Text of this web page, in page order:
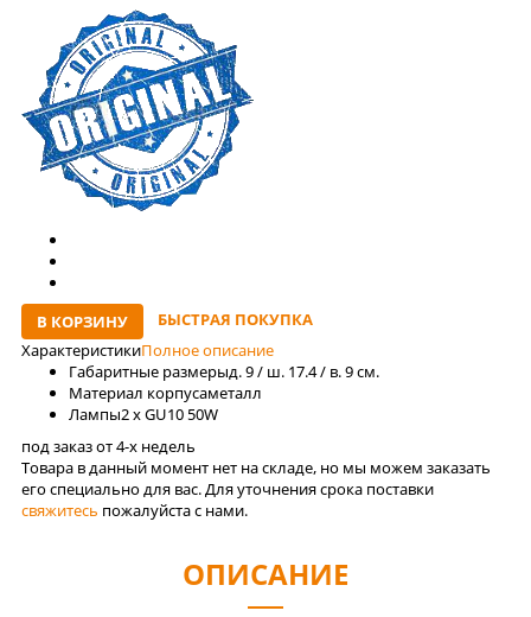
В КОРЗИНУ
БЫСТРАЯ ПОКУПКА
ХарактеристикиПолное описание
Габаритные размерыд. 9 / ш. 17.4 / в. 9 см.
Материал корпусаметалл
Лaмпы2 x GU10 50W
под заказ от 4-x недель
Товара в данный момент нет на складе, но мы можем заказать
его специально для вас. Для уточнения срока поставки
свяжитесь пожалуйста с нами.
ОПИСАНИЕ